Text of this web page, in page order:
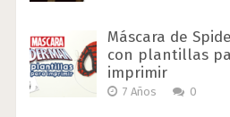
Máscara de
con plantillas
imprimir
7 Años 0